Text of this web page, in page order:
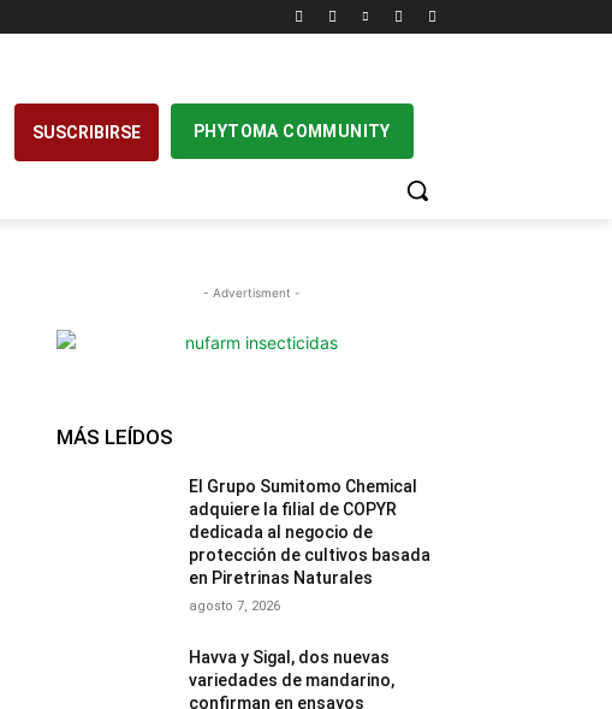
SUSCRIBIRSE PHYTOMA COMMUNITY
- Advertisment -
MÁS LEÍDOS
El Grupo Sumitomo Chemical
adquiere la filial de COPYR
dedicada al negocio de
protección de cultivos basada
en Piretrinas Naturales
agosto 7, 2026
Havva y Sigal, dos nuevas
variedades de mandarino,
confirman en ensayos